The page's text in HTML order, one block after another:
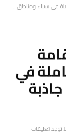
جاذبة للاستثمارات ؟
في
لا توجد تعليقات